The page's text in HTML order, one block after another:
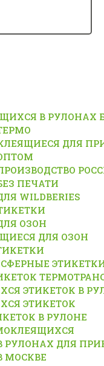
В РУЛОНАХ
ДЛЯ
ПЕЧАТИ
WILDBERIES
ОЗОН
ДЛЯ ОЗОН
ЭТИКЕТОК В
ЭТИКЕТОК
В РУЛОНЕ
ДЛЯ
МОСКВЕ